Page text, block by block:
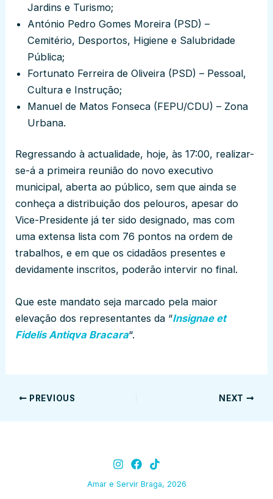
Jardins e Turismo;
António Pedro Gomes Moreira (PSD) –
Cemitério, Desportos, Higiene e Salubridade
Pública;
Fortunato Ferreira de Oliveira (PSD) – Pessoal,
Cultura e Instrução;
Manuel de Matos Fonseca (FEPU/CDU) – Zona
Urbana.
Regressando à actualidade, hoje, às 17:00, realizar-
se-á a primeira reunião do novo executivo
municipal, aberta ao público, sem que ainda se
conheça a distribuição dos pelouros, apesar do
Vice-Presidente já ter sido designado, mas com
uma extensa lista com 76 pontos na ordem de
trabalhos, e em que os cidadãos presentes e
devidamente inscritos, poderão intervir no final.
Que este mandato seja marcado pela maior
elevação dos representantes da “Insignae et
Fidelis Antiqva Bracara“.
PREVIOUS NEXT
Amar e Servir Braga, 2026